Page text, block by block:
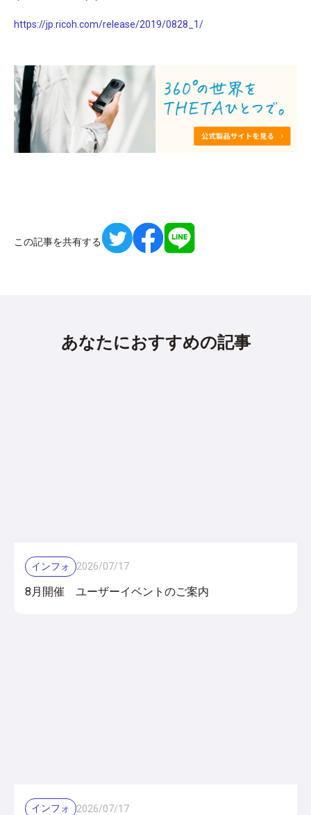
https://jp.ricoh.com/release/2019/0828_1/
この記事を共有する
あなたにおすすめの記事
インフォ 2026/07/17
8月開催 ユーザーイベントのご案内
インフォ 2026/07/17